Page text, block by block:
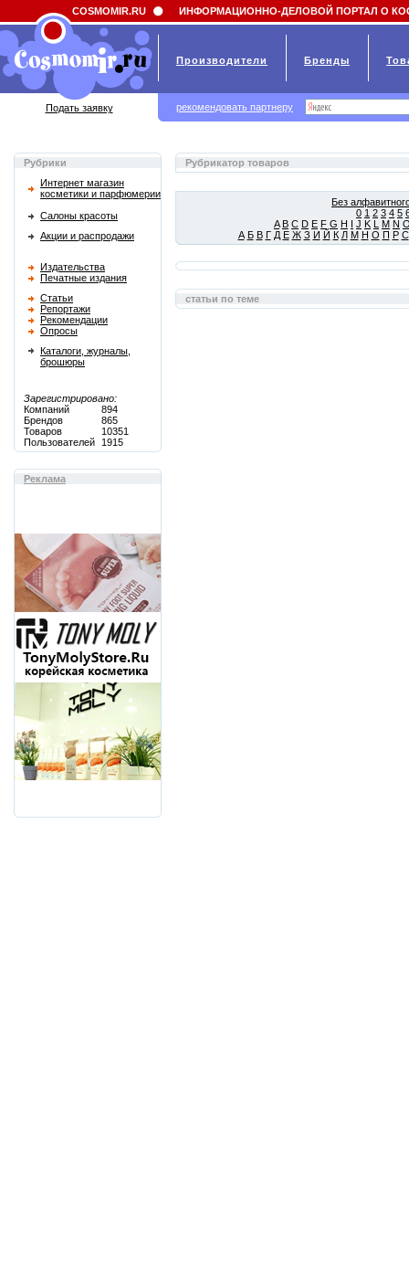
Field 'news_title' doesn't have a default value
Рубрики
Интернет магазин
косметики и парфюмерии
Салоны красоты
Акции и распродажи
Издательства
Печатные издания
Статьи
Репортажи
Рекомендации
Опросы
Каталоги, журналы,
брошюры
Зарегистрировано:
Компаний
894
Брендов
865
Товаров
10351
Пользователей
1915
Реклама
Рубрикатор товаров
Без
0 1 2 3 4 5
A B C D E F G H I J K L M N
А Б В Г Д Е Ж З И Й К Л М Н О П Р С
статьи по теме
COSMOMIR.RU ИНФОРМАЦИОННО-ДЕЛОВОЙ ПОРТАЛ О
Производители Бренды
Подать заявку рекомендовать партнеру